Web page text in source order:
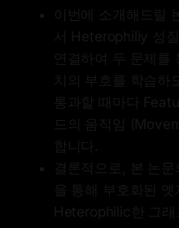
이번에 소개해드릴
서 Heterophiliy 성
연결하여 두 문제를
치의 부호를 학습하
통과할 때마다
드의 움직임
합니다.
결론적으로, 본 논
을 통해 부호화된
Heterophilic한 그래